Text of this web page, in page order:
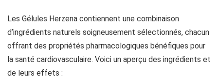
Les Gélules Herzena contiennent une combinaison
d’ingrédients naturels soigneusement sélectionnés, chacun
offrant des propriétés pharmacologiques bénéfiques pour
la santé cardiovasculaire. Voici un aperçu des ingrédients et
de leurs effets :